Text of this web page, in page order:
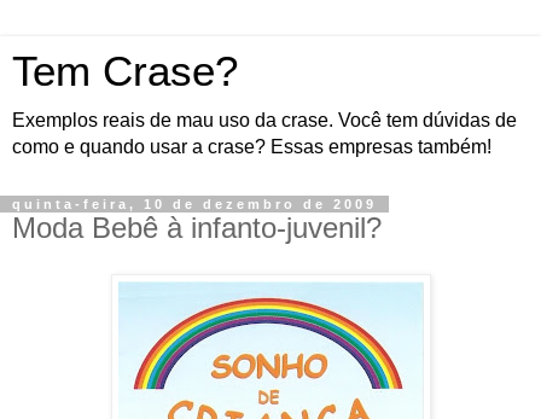
Tem Crase?
Exemplos reais de mau uso da crase. Você tem dúvidas de
como e quando usar a crase? Essas empresas também!
quinta-feira, 10 de dezembro de 2009
Moda Bebê à infanto-juvenil?